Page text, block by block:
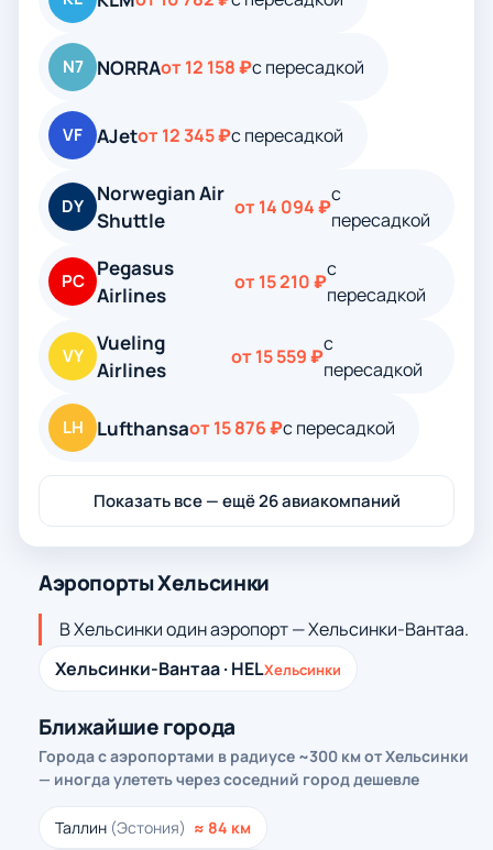
N7 NORRAот 12 158 ₽с пересадкой
VF AJetот 12 345 ₽с пересадкой
DY
Norwegian Air
Shuttle
от 14 094 ₽
с
пересадкой
PC
Pegasus
Airlines
от 15 210 ₽
с
пересадкой
VY
Vueling
Airlines
от 15 559 ₽
с
пересадкой
LH Lufthansaот 15 876 ₽с пересадкой
Показать все — ещё 26 авиакомпаний
Аэропорты Хельсинки
В Хельсинки один аэропорт — Хельсинки-Вантаа.
Хельсинки-Вантаа · HELХельсинки
Ближайшие города
Города с аэропортами в радиусе ~300 км от Хельсинки
— иногда улететь через соседний город дешевле
Таллин (Эстония) ≈ 84 км